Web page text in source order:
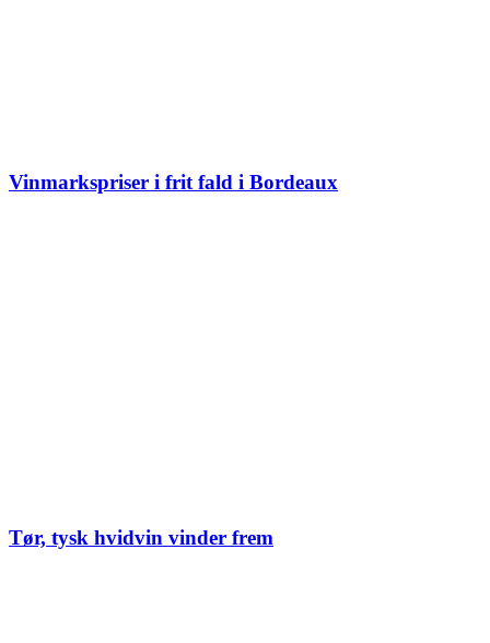
Vinmarkspriser i frit fald i Bordeaux
Tør, tysk hvidvin vinder frem